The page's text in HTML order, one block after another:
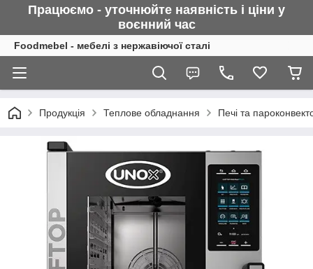
Працюємо - уточнюйте наявність і ціни у
воєнний час
Foodmebel - мебелі з нержавіючої сталі
Продукція Теплове обладнання Печі та